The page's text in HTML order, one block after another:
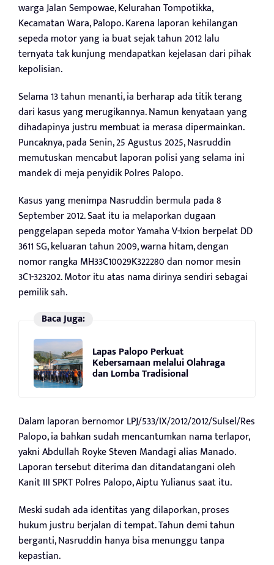
warga Jalan Sempowae, Kelurahan Tompotikka,
Kecamatan Wara, Palopo. Karena laporan kehilangan
sepeda motor yang ia buat sejak tahun 2012 lalu
ternyata tak kunjung mendapatkan kejelasan dari pihak
kepolisian.
Selama 13 tahun menanti, ia berharap ada titik terang
dari kasus yang merugikannya. Namun kenyataan yang
dihadapinya justru membuat ia merasa dipermainkan.
Puncaknya, pada Senin, 25 Agustus 2025, Nasruddin
memutuskan mencabut laporan polisi yang selama ini
mandek di meja penyidik Polres Palopo.
Kasus yang menimpa Nasruddin bermula pada 8
September 2012. Saat itu ia melaporkan dugaan
penggelapan sepeda motor Yamaha V-Ixion berpelat DD
3611 SG, keluaran tahun 2009, warna hitam, dengan
nomor rangka MH33C10029K322280 dan nomor mesin
3C1-323202. Motor itu atas nama dirinya sendiri sebagai
pemilik sah.
Baca Juga:
Lapas Palopo Perkuat
Kebersamaan melalui Olahraga
dan Lomba Tradisional
Dalam laporan bernomor LPJ/533/IX/2012/2012/Sulsel/Res
Palopo, ia bahkan sudah mencantumkan nama terlapor,
yakni Abdullah Royke Steven Mandagi alias Manado.
Laporan tersebut diterima dan ditandatangani oleh
Kanit III SPKT Polres Palopo, Aiptu Yulianus saat itu.
Meski sudah ada identitas yang dilaporkan, proses
hukum justru berjalan di tempat. Tahun demi tahun
berganti, Nasruddin hanya bisa menunggu tanpa
kepastian.